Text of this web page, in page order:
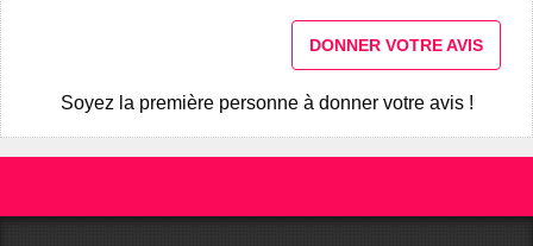
DONNER VOTRE AVIS
Soyez la première personne à donner votre avis !